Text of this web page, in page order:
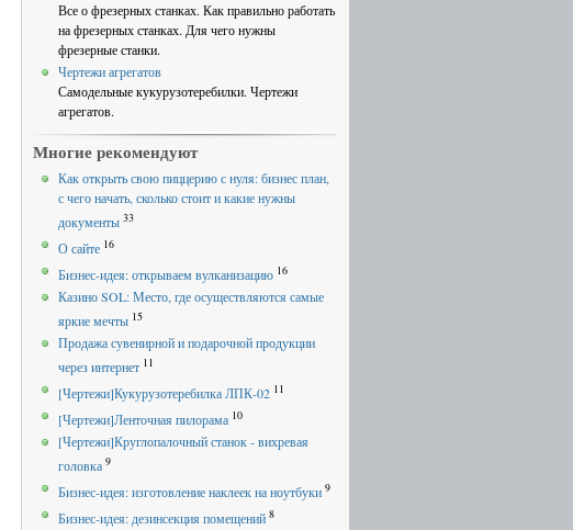
Все о фрезерных станках. Как правильно работать
на фрезерных станках. Для чего нужны
фрезерные станки.
Чертежи агрегатов
Самодельные кукурузотеребилки. Чертежи
агрегатов.
Многие рекомендуют
Как открыть свою пиццерию с нуля: бизнес план,
с чего начать, сколько стоит и какие нужны
документы 33
О сайте 16
Бизнес-идея: открываем вулканизацию 16
Казино SOL: Место, где осуществляются самые
яркие мечты 15
Продажа сувенирной и подарочной продукции
через интернет 11
[Чертежи]Кукурузотеребилка ЛПК-02 11
[Чертежи]Ленточная пилорама 10
[Чертежи]Круглопалочный станок - вихревая
головка 9
Бизнес-идея: изготовление наклеек на ноутбуки 9
Бизнес-идея: дезинсекция помещений 8